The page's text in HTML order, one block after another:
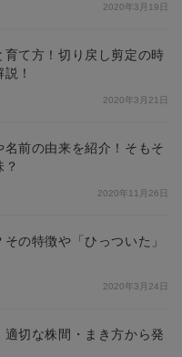
2020年3月19日
育て方！切り戻し剪定の時
！
2020年3月21日
前の由来を紹介！そもそ
2020年11月26日
の特徴や「ひっついた」
2020年3月24日
適切な株間・まき方から発